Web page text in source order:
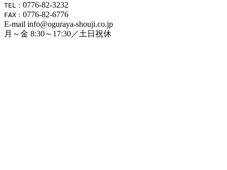
TEL： 0776-82-3232
FAX： 0776-82-6776
E-mail info@oguraya-shouji.co.jp
月～金 8:30～17:30／土日祝休